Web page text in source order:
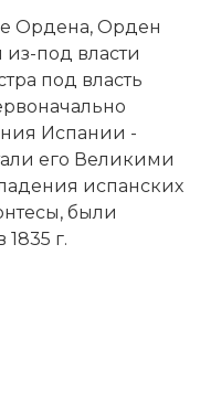
Ордена, Орден
под власти
под власть
Испании -
его Великими
испанских
были
г.